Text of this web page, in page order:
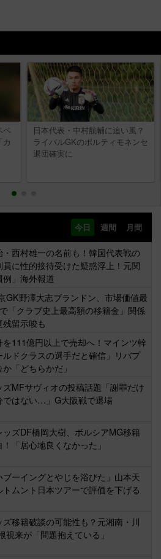
ペ
カ
日本代表・中村航輔に追い風？
ライバルGKのポルティモネンセ
退団確実に
今日 週間 月間
・西村雄一の名前も！韓国代表戦の
員に性的接待受けた疑惑浮上！元関
例」海外報道
GK野澤大志ブランドン、市場価値最
「クラブ史上最高額の移籍金」関係
留示唆も
を111億円以上で売却へ！マインツ幹
ルドクラスの選手だと確信」リバプ
「どちらかだ」
ズMFサヴィオの投稿話題「謝罪だけ
ではない…」G大阪戦で退場
ッズDF橋岡大樹、ボルシアMG移籍
「居心地良くなかった」
ブーイングとやじを浴びた」山本天
トムント日本ツアーで評価を下げる
ズ移籍破談の可能性も？元湘南・川
視来が「問題抱えている」